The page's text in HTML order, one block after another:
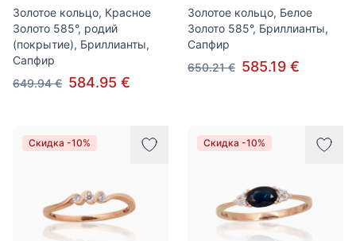
Золотое кольцо, Красное
Золото 585°, родий
(покрытие), Бриллианты,
Сапфир
649.94 € 584.95 €
Золотое кольцо, Белое
Золото 585°, Бриллианты,
Сапфир
650.21 € 585.19 €
Скидка -10% Скидка -10%